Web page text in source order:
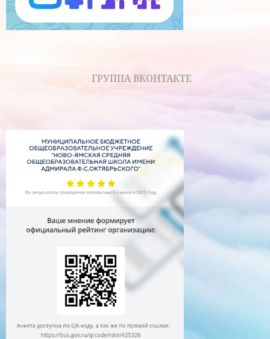
ГРУППА ВКОНТАКТЕ